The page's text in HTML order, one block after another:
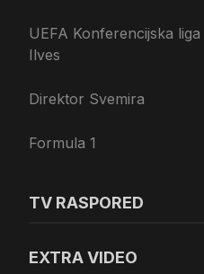
UEFA Konferencijska
Ilves
Direktor Svemira
Formula 1
TV RASPORED
EXTRA VIDEO